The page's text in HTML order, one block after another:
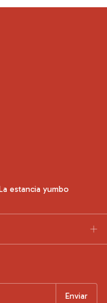
estancia yumbo